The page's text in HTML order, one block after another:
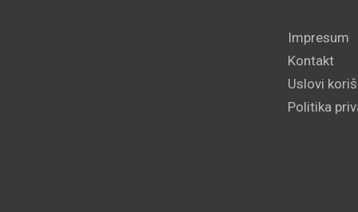
Impresum
Kontakt
Uslovi
Politika